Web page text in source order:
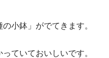
小鉢」がでてきます。
ていておいしいです。